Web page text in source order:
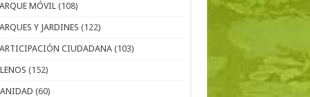
MÓVIL (108)
Y JARDINES (122)
CIUDADANA (103)
(152)
(60)